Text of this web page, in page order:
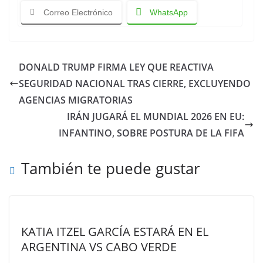
Correo Electrónico WhatsApp
DONALD TRUMP FIRMA LEY QUE REACTIVA
SEGURIDAD NACIONAL TRAS CIERRE, EXCLUYENDO
AGENCIAS MIGRATORIAS
IRÁN JUGARÁ EL MUNDIAL 2026 EN EU:
INFANTINO, SOBRE POSTURA DE LA FIFA
También te puede gustar
KATIA ITZEL GARCÍA ESTARÁ EN EL
ARGENTINA VS CABO VERDE